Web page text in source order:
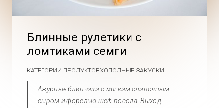
Блинные рулетики с
ломтиками семги
КАТЕГОРИИ ПРОДУКТОВХОЛОДНЫЕ ЗАКУСКИ
Ажурные блинчики с мягким сливочным
сыром и форелью шеф посола. Выход